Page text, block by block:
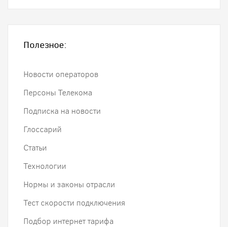
Полезное:
Новости операторов
Персоны Телекома
Подписка на новости
Глоссарий
Статьи
Технологии
Нормы и законы отрасли
Тест скорости подключения
Подбор интернет тарифа